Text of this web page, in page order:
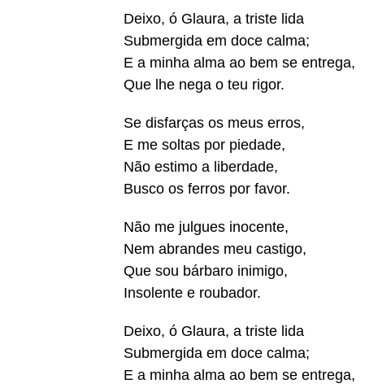
Deixo, ó Glaura, a triste lida
Submergida em doce calma;
E a minha alma ao bem se entrega,
Que lhe nega o teu rigor.
Se disfarças os meus erros,
E me soltas por piedade,
Não estimo a liberdade,
Busco os ferros por favor.
Não me julgues inocente,
Nem abrandes meu castigo,
Que sou bárbaro inimigo,
Insolente e roubador.
Deixo, ó Glaura, a triste lida
Submergida em doce calma;
E a minha alma ao bem se entrega,